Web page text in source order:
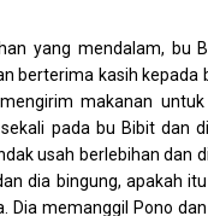
yang mendalam, bu
berterima kasih
makanan
pada bu Bibit dan
usah berlebihan dan
dia bingung, apakah
memanggil Pono